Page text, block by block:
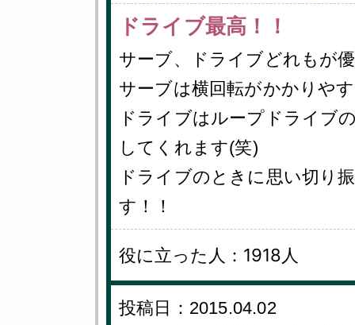
ドライブ最高！！
サーブ、ドライブどれもが
サーブは横回転がかかりや
ドライブはループドライブ
してくれます(笑)
ドライブのときに思い切り
す！！
役に立った人：1918人
投稿日：2015.04.02